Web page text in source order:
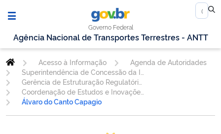
Governo Federal
Agência Nacional de Transportes Terrestres - ANTT
Acesso à Informação
Agenda de Autoridades
Coordenação de Estudos e Inovações Regulatórias - CINOV
Álvaro do Canto Capagio